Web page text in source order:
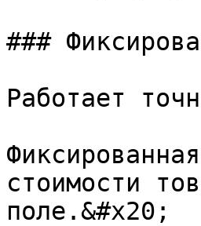
###
Работает
стоимости
поле.&#x20;